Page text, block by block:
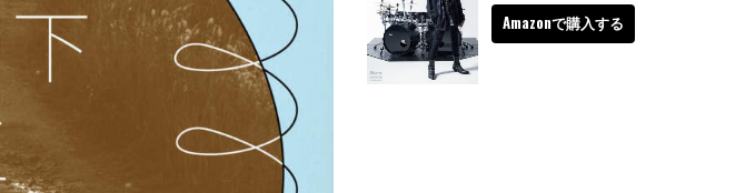
Amazonで購入する